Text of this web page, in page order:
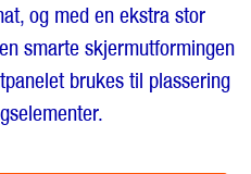
og med en ekstra stor
smarte skjermutformingen
brukes til plassering